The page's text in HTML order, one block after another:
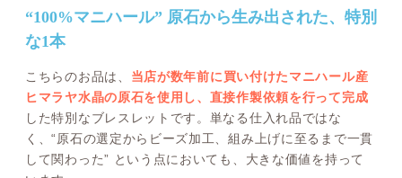
“100%マニハール” 原石から生み出された、特別
な1本
こちらのお品は、 当店が数年前に買い付けたマニハール産
ヒマラヤ水晶の原石を使用し、直接作製依頼を行って完成
した特別なブレスレットです。単なる仕入れ品ではな
く、“原石の選定からビーズ加工、組み上げに至るまで一貫
して関わった” という点においても、大きな価値を持って